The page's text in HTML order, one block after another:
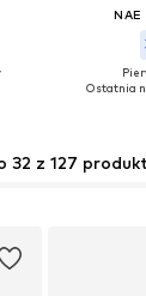
32 z 127
NAE
Ostatnia